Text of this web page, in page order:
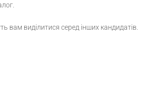
вам виділитися серед інших кандидатів.